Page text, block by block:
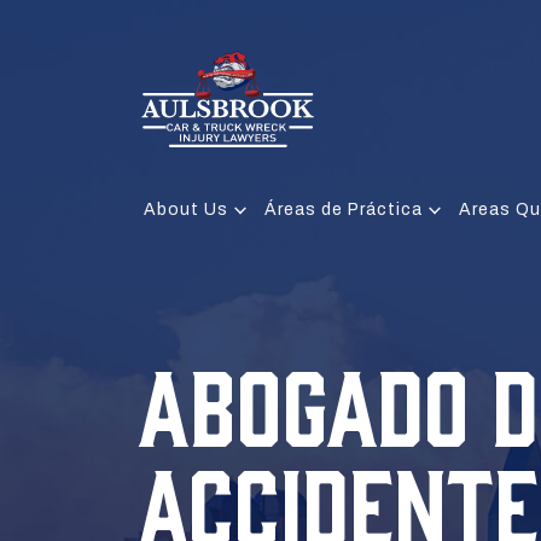
About Us Áreas de Práctica Areas
ABOGADO